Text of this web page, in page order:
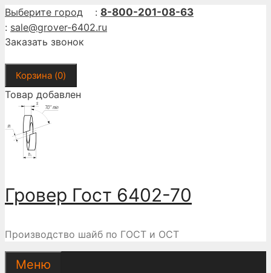
Перейти
к
содержимому
Выберите город : 8-800-201-08-63
: sale@grover-6402.ru
Заказать звонок
Корзина (0)
Товар добавлен
Гровер Гост 6402-70
Производство шайб по ГОСТ и ОСТ
Меню